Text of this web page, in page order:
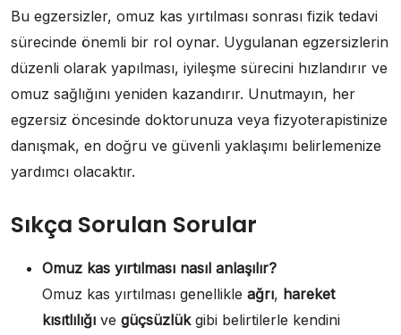
Bu egzersizler, omuz kas yırtılması sonrası fizik tedavi
sürecinde önemli bir rol oynar. Uygulanan egzersizlerin
düzenli olarak yapılması, iyileşme sürecini hızlandırır ve
omuz sağlığını yeniden kazandırır. Unutmayın, her
egzersiz öncesinde doktorunuza veya fizyoterapistinize
danışmak, en doğru ve güvenli yaklaşımı belirlemenize
yardımcı olacaktır.
Sıkça Sorulan Sorular
Omuz kas yırtılması nasıl anlaşılır?
Omuz kas yırtılması genellikle ağrı, hareket
kısıtlılığı ve güçsüzlükgibi belirtilerle kendini